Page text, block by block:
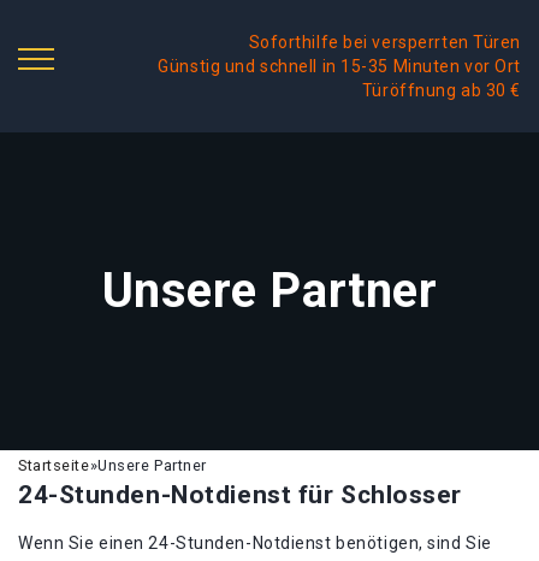
Soforthilfe bei versperrten Türen
Günstig und schnell in 15-35 Minuten vor Ort
Türöffnung ab 30 €
Unsere Partner
Startseite»Unsere Partner
24-Stunden-Notdienst für Schlosser
Wenn Sie einen 24-Stunden-Notdienst benötigen, sind Sie